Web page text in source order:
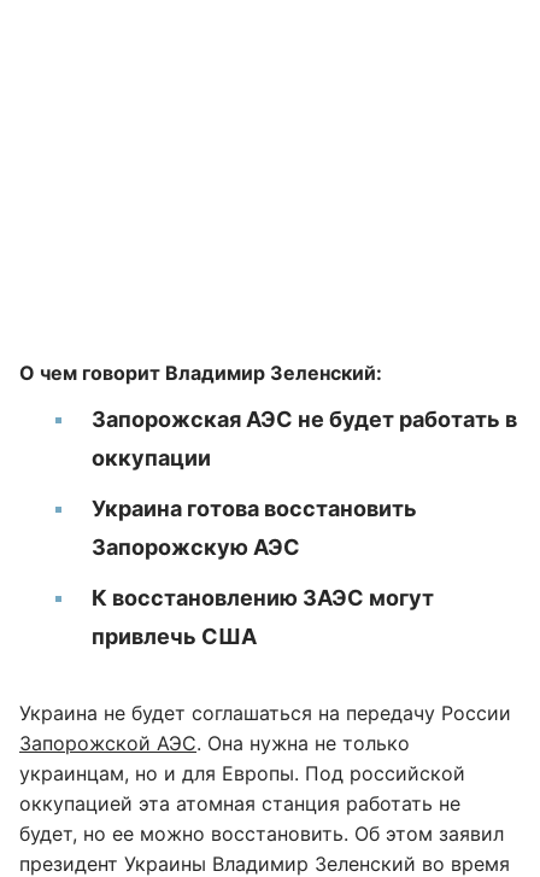
О чем говорит Владимир Зеленский:
Запорожская АЭС не будет работать в
оккупации
Украина готова восстановить
Запорожскую АЭС
К восстановлению ЗАЭС могут
привлечь США
Украина не будет соглашаться на передачу России
Запорожской АЭС. Она нужна не только
украинцам, но и для Европы. Под российской
оккупацией эта атомная станция работать не
будет, но ее можно восстановить. Об этом заявил
президент Украины Владимир Зеленский во время